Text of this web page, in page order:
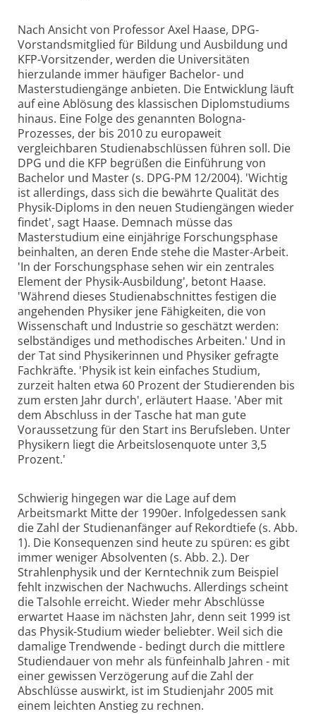
Nach Ansicht von Professor Axel Haase, DPG-
Vorstandsmitglied für Bildung und Ausbildung und
KFP-Vorsitzender, werden die Universitäten
hierzulande immer häufiger Bachelor- und
Masterstudiengänge anbieten. Die Entwicklung läuft
auf eine Ablösung des klassischen Diplomstudiums
hinaus. Eine Folge des genannten Bologna-
Prozesses, der bis 2010 zu europaweit
vergleichbaren Studienabschlüssen führen soll. Die
DPG und die KFP begrüßen die Einführung von
Bachelor und Master (s. DPG-PM 12/2004). 'Wichtig
ist allerdings, dass sich die bewährte Qualität des
Physik-Diploms in den neuen Studiengängen wieder
findet', sagt Haase. Demnach müsse das
Masterstudium eine einjährige Forschungsphase
beinhalten, an deren Ende stehe die Master-Arbeit.
'In der Forschungsphase sehen wir ein zentrales
Element der Physik-Ausbildung', betont Haase.
'Während dieses Studienabschnittes festigen die
angehenden Physiker jene Fähigkeiten, die von
Wissenschaft und Industrie so geschätzt werden:
selbständiges und methodisches Arbeiten.' Und in
der Tat sind Physikerinnen und Physiker gefragte
Fachkräfte. 'Physik ist kein einfaches Studium,
zurzeit halten etwa 60 Prozent der Studierenden bis
zum ersten Jahr durch', erläutert Haase. 'Aber mit
dem Abschluss in der Tasche hat man gute
Voraussetzung für den Start ins Berufsleben. Unter
Physikern liegt die Arbeitslosenquote unter 3,5
Prozent.'
Schwierig hingegen war die Lage auf dem
Arbeitsmarkt Mitte der 1990er. Infolgedessen sank
die Zahl der Studienanfänger auf Rekordtiefe (s. Abb.
1). Die Konsequenzen sind heute zu spüren: es gibt
immer weniger Absolventen (s. Abb. 2.). Der
Strahlenphysik und der Kerntechnik zum Beispiel
fehlt inzwischen der Nachwuchs. Allerdings scheint
die Talsohle erreicht. Wieder mehr Abschlüsse
erwartet Haase im nächsten Jahr, denn seit 1999 ist
das Physik-Studium wieder beliebter. Weil sich die
damalige Trendwende - bedingt durch die mittlere
Studiendauer von mehr als fünfeinhalb Jahren - mit
einer gewissen Verzögerung auf die Zahl der
Abschlüsse auswirkt, ist im Studienjahr 2005 mit
einem leichten Anstieg zu rechnen.